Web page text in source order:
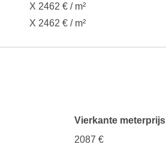
X 2462 € / m²
X 2462 € / m²
Vierkante meterprijs
2087 €